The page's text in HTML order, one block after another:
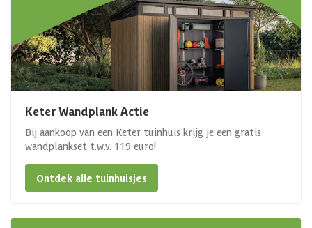
Keter Wandplank Actie
Bij aankoop van een Keter tuinhuis krijg je een gratis
wandplankset t.w.v. 119 euro!
Ontdek alle tuinhuisjes